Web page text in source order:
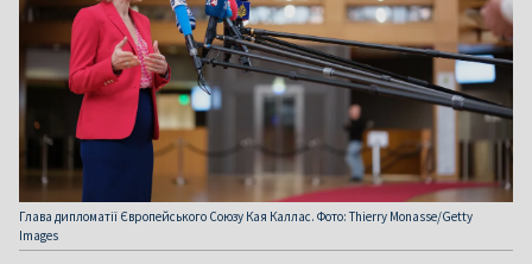
Глава дипломатії Європейського Союзу Кая Каллас. Фото: Thierry Monasse/Getty
Images